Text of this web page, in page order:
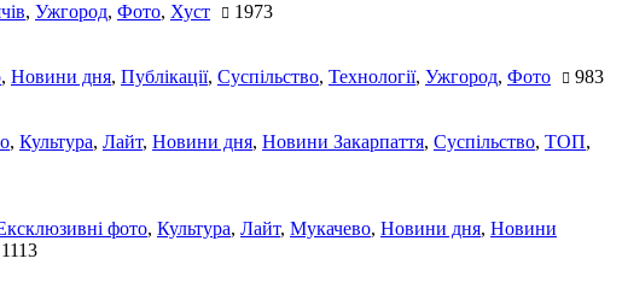
, Ужгород, Фото, Хуст 1973
, Новини дня, Публікації, Суспільство, Технології, Ужгород, Фото 983
, Культура, Лайт, Новини дня, Новини Закарпаття, Суспільство, ТОП,
фото, Культура, Лайт, Мукачево, Новини дня, Новини
1113